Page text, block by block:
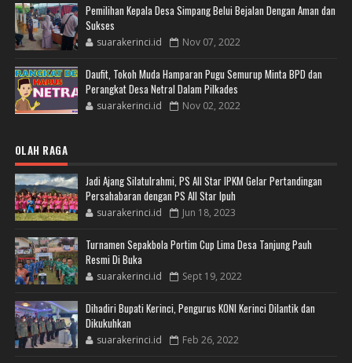
Pemilihan Kepala Desa Simpang Belui Bejalan Dengan Aman dan
Sukses
suarakerinci.id Nov 07, 2022
Daufit, Tokoh Muda Hamparan Pugu Semurup Minta BPD dan
Perangkat Desa Netral Dalam Pilkades
suarakerinci.id Nov 02, 2022
OLAH RAGA
Jadi Ajang Silatulrahmi, PS All Star IPKM Gelar Pertandingan
Persahabaran dengan PS All Star Ipuh
suarakerinci.id Jun 18, 2023
Turnamen Sepakbola Portim Cup Lima Desa Tanjung Pauh
Resmi Di Buka
suarakerinci.id Sept 19, 2022
Dihadiri Bupati Kerinci, Pengurus KONI Kerinci Dilantik dan
Dikukuhkan
suarakerinci.id Feb 26, 2022